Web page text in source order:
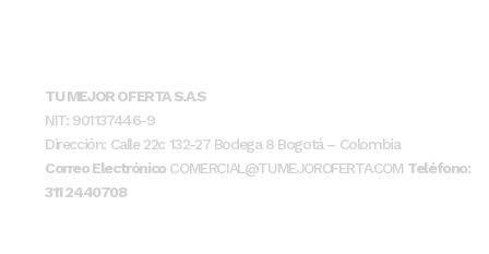
TU MEJOR OFERTA S.A.S
NIT: 901137446-9
Dirección: Calle 22c 132-27 Bodega 8 Bogotá – Colombia
Correo ElectrónicoCOMERCIAL@TUMEJOROFERTA.COM Teléfono:
311 2440708